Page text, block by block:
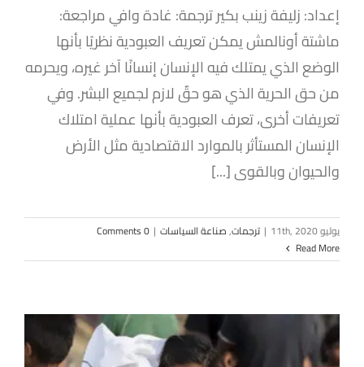
إعداد: زليفة زينب بكير ترجمة: غادة وافي مراجعة:
ماشتة أونالمش يمكن تعريف العبودية نظريًا بأنها
الوضع الذي يمتلك فيه الإنسان إنسانًا آخر غيره، ويحرمه
من حق الحرية الذي هو حقٌ لازم لجميع البشر. وفي
تعريفات أخرى، تعرف العبودية بأنها عملية امتلاك
الإنسان المستأثر بالموارد الاقتصادية مثل الأرض
والحيوان وبالقوى [...]
يوليو 11th, 2020 | ترجمات,صناعة السياسات |
0 Comments
Read More